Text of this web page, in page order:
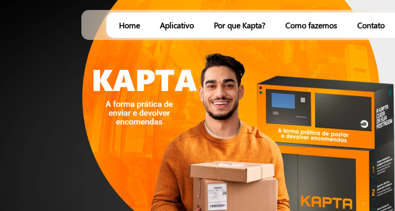
Home Aplicativo Por que Kapta? Como fazemos Contato